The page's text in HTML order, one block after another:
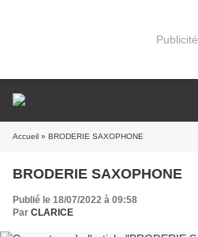
Publicité
Accueil » BRODERIE SAXOPHONE
BRODERIE SAXOPHONE
Publié le 18/07/2022 à 09:58
Par CLARICE